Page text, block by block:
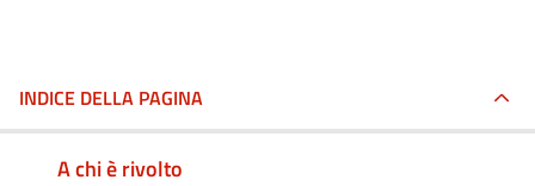
INDICE DELLA PAGINA
A chi è rivolto